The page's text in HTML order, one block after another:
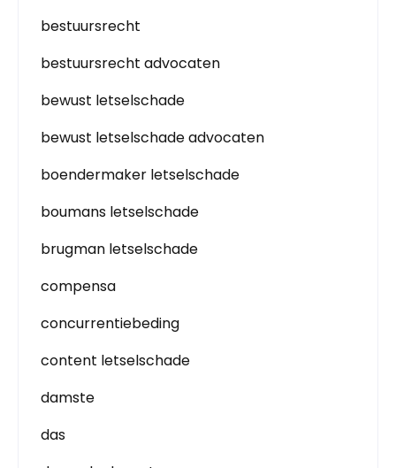
bestuursrecht
bestuursrecht advocaten
bewust letselschade
bewust letselschade advocaten
boendermaker letselschade
boumans letselschade
brugman letselschade
compensa
concurrentiebeding
content letselschade
damste
das